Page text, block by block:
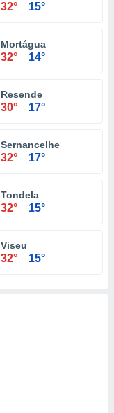
32° 15°
Mortágua
32° 14°
Resende
30° 17°
Sernancelhe
32° 17°
Tondela
32° 15°
Viseu
32° 15°